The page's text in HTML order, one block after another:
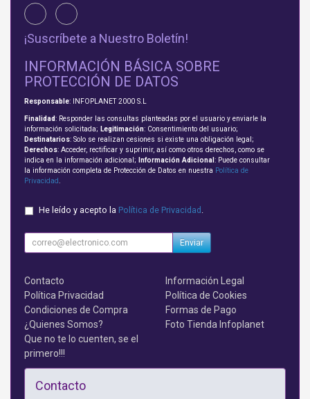
¡Suscríbete a Nuestro Boletín!
INFORMACIÓN BÁSICA SOBRE
PROTECCIÓN DE DATOS
Responsable: INFOPLANET 2000 S.L
Finalidad: Responder las consultas planteadas por el usuario y enviarle la
información solicitada; Legitimación: Consentimiento del usuario;
Destinatarios: Solo se realizan cesiones si existe una obligación legal;
Derechos: Acceder, rectificar y suprimir, así como otros derechos, como se
indica en la información adicional;
Información Adicional : Puede consultar
la información completa de Protección de Datos en nuestra Política de
Privacidad
He leído y acepto la Política de Privacidad .
Enviar
Contacto
Información Legal
Política Privacidad
Política de Cookies
Condiciones de Compra
Formas de Pago
¿Quienes Somos?
Foto Tienda Infoplanet
Que no te lo cuenten, se el
primero!!!
Contacto